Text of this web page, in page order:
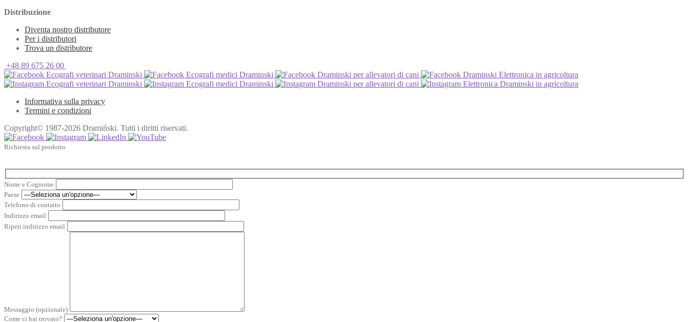
Distribuzione
Diventa nostro distributore
Per i distributori
Trova un distributore
+48 89 675 26 00
Ecografi veterinari Draminski
Ecografi medici Draminski Draminski per allevatori di cani
Draminski Elettronica in agricoltura
Ecografi veterinari Draminski
Ecografi medici Draminski Draminski per allevatori di cani
Elettronica Draminski in agricoltura
Informativa sulla privacy
Termini e condizioni
Copyright© 1987-2026 Dramiński. Tutti i diritti riservati.
Richiesta sul prodotto
Nome e Cognome
Paese
Telefono di contatto
Indirizzo email
Ripeti indirizzo email
Messaggio (opzionale)
Come ci hai trovato?